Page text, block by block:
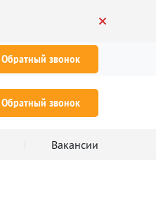
Обратный звонок
Обратный звонок
Вакансии